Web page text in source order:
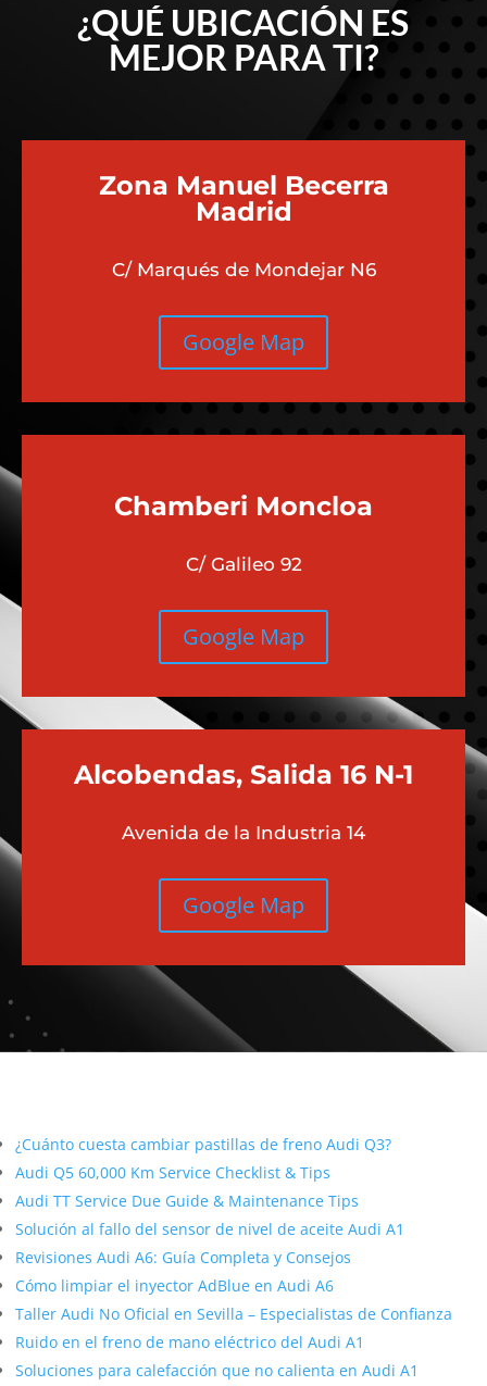
¿QUÉ UBICACIÓN ES
MEJOR PARA TI?
Zona Manuel Becerra
Madrid
C/ Marqués de Mondejar N6
Google Map
Chamberi Moncloa
C/ Galileo 92
Google Map
Alcobendas, Salida 16 N-1
Avenida de la Industria 14
Google Map
¿Cuánto cuesta cambiar pastillas de freno Audi Q3?
Audi Q5 60,000 Km Service Checklist & Tips
Audi TT Service Due Guide & Maintenance Tips
Solución al fallo del sensor de nivel de aceite Audi A1
Revisiones Audi A6: Guía Completa y Consejos
Cómo limpiar el inyector AdBlue en Audi A6
Taller Audi No Oficial en Sevilla – Especialistas de Confianza
Ruido en el freno de mano eléctrico del Audi A1
Soluciones para calefacción que no calienta en Audi A1